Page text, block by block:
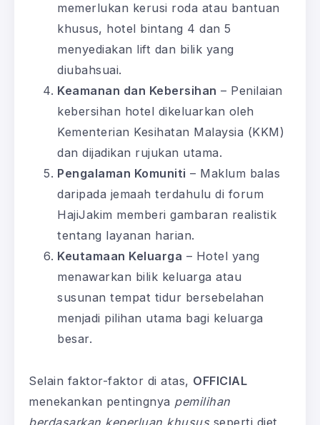
memerlukan kerusi roda atau bantuan
khusus, hotel bintang 4 dan 5
menyediakan lift dan bilik yang
diubahsuai.
Keamanan dan Kebersihan – Penilaian
kebersihan hotel dikeluarkan oleh
Kementerian Kesihatan Malaysia (KKM)
dan dijadikan rujukan utama.
Pengalaman Komuniti – Maklum balas
daripada jemaah terdahulu di forum
HajiJakim memberi gambaran realistik
tentang layanan harian.
Keutamaan Keluarga – Hotel yang
menawarkan bilik keluarga atau
susunan tempat tidur bersebelahan
menjadi pilihan utama bagi keluarga
besar.
Selain faktor-faktor di atas, OFFICIAL
menekankan pentingnya pemilihan